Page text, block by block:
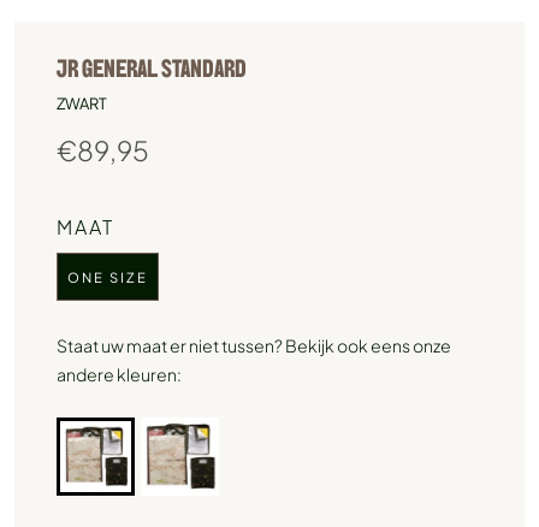
JR GENERAL STANDARD
ZWART
€89,95
MAAT
ONE SIZE
Staat uw maat er niet tussen? Bekijk ook eens onze
andere kleuren: